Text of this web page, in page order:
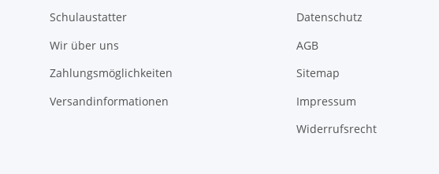
Schulaustatter
Wir über uns
Zahlungsmöglichkeiten
Versandinformationen
Datenschutz
AGB
Sitemap
Impressum
Widerrufsrecht